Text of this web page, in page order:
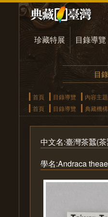
珍藏特展 目錄導覽
目
首頁 目錄導覽 內容主題
首頁
目錄導覽 典藏機
中文名:臺灣茶蠶(
學名:Andraca